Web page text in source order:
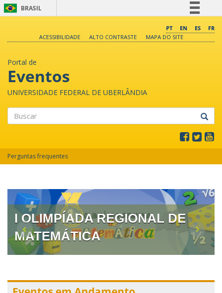
BRASIL
Comunica BR
PT EN ES
FR
ACESSIBILIDADE
ALTO CONTRASTE MAPA DO SITE
Portal de
Eventos
UNIVERSIDADE FEDERAL DE UBERLÂNDIA
Perguntas frequentes
I OLIMPÍADA REGIONAL DE
MATEMÁTICA